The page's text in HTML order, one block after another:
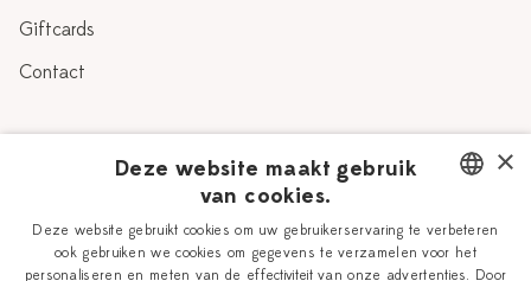
Giftcards
Contact
Verhaal
Delfts Blauw
Workshops
DUTCH
ENGLISH
×
Deze website maakt gebruik
van cookies.
Deze website gebruikt cookies om uw gebruikerservaring te verbeteren
ook gebruiken we cookies om gegevens te verzamelen voor het
personaliseren en meten van de effectiviteit van onze advertenties. Door